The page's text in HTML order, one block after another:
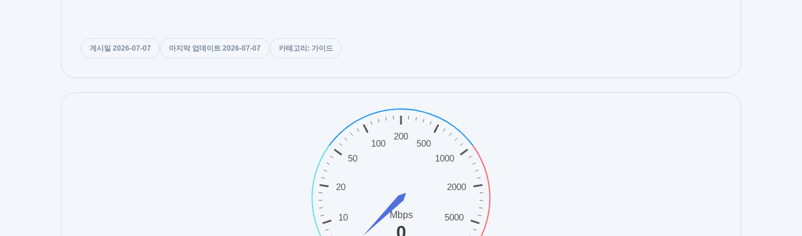
게시일 2026-07-07 마지막 업데이트 2026-07-07 카테고리: 가이드